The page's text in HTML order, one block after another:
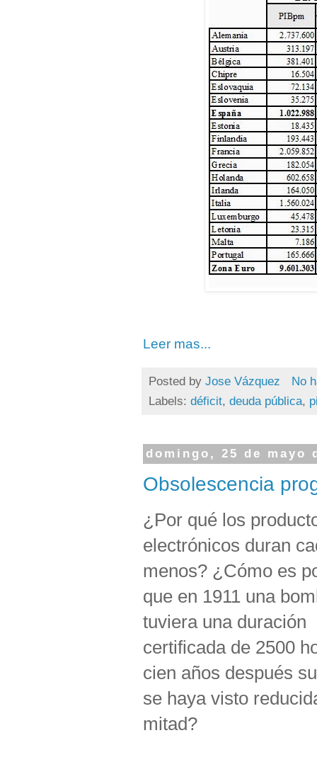
Leer mas...
Posted by Jose Vázquez
No
Labels: déficit, deuda pública,
domingo, 25 de mayo
Obsolescencia
¿Por qué los
electrónicos duran
menos? ¿Cómo es
que en 1911 una
tuviera una duración
certificada de 2500
cien años después
se haya visto
mitad?